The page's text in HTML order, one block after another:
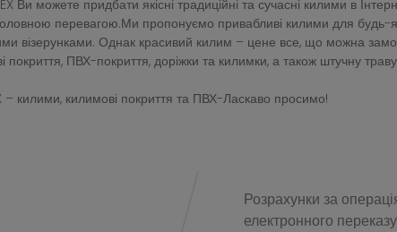
Ви можете придбати якісні традиційні та сучасні килими в
перевагою.Ми пропонуємо привабливі килими для будь-
візерунками. Однак красивий килим – цене все, що можна
покриття, ПВХ-покриття, доріжки та килимки, а також штучну
– килими, килимові покриття та ПВХ-Ласкаво просимо!
Розрахунки за
електронного переказу